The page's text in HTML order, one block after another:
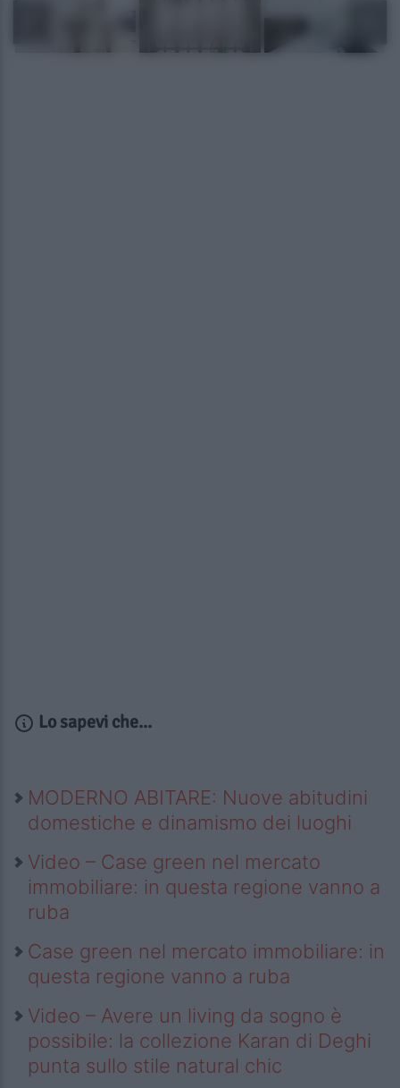
Lo sapevi che...
MODERNO ABITARE: Nuove abitudini
domestiche e dinamismo dei luoghi
Video – Case green nel mercato
immobiliare: in questa regione vanno a
ruba
Case green nel mercato immobiliare: in
questa regione vanno a ruba
Video – Avere un living da sogno è
possibile: la collezione Karan di Deghi
punta sullo stile natural chic